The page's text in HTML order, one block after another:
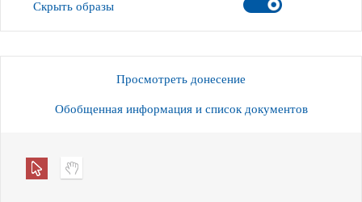
Скрыть образы
Просмотреть донесение
Обобщенная информация и список документов